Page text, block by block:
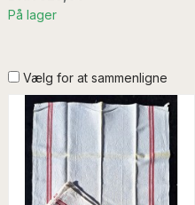
UDEN DEKORATION
På lager
Vælg for at sammenligne